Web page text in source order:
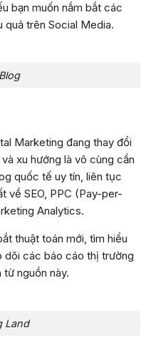
bạn muốn nắm bắt các
quả trên Social Media.
Marketing đang thay đổi
xu hướng là vô cùng cần
quốc tế uy tín, liên tục
về SEO, PPC (Pay-per-
Analytics.
thuật toán mới, tìm hiểu
dõi các báo cáo thị trường
nguồn này.
Land